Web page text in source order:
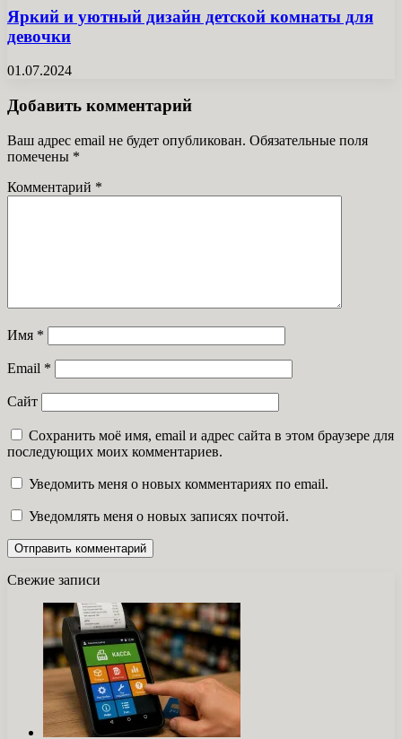
Яркий и уютный дизайн детской комнаты для
девочки
01.07.2024
Добавить комментарий
Ваш адрес email не будет опубликован. Обязательные поля
помечены *
Комментарий *
Имя *
Email *
Сайт
Сохранить моё имя, email и адрес сайта в этом браузере для
последующих моих комментариев.
Уведомить меня о новых комментариях по email.
Уведомлять меня о новых записях почтой.
Свежие записи